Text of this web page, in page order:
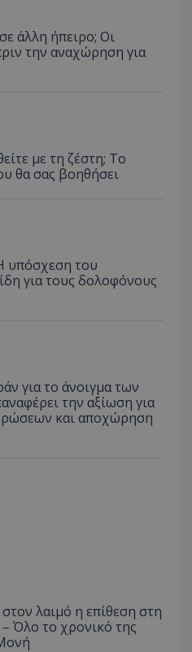
άλλη ήπειρο; Οι
την αναχώρηση για
με τη ζέστη; Το
θα σας βοηθήσει
υπόσχεση του
για τους δολοφόνους
για το άνοιγμα των
την αξίωση για
και αποχώρηση
λαιμό η επίθεση στη
Όλο το χρονικό της